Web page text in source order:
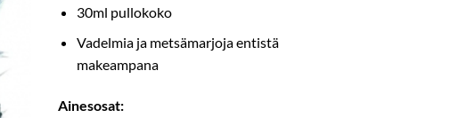
30ml pullokoko
Vadelmia ja metsämarjoja entistä
makeampana
Ainesosat: